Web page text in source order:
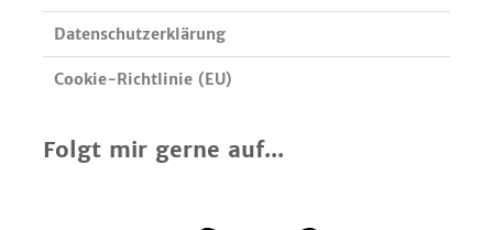
Datenschutzerklärung
Cookie-Richtlinie (EU)
Folgt mir gerne auf...